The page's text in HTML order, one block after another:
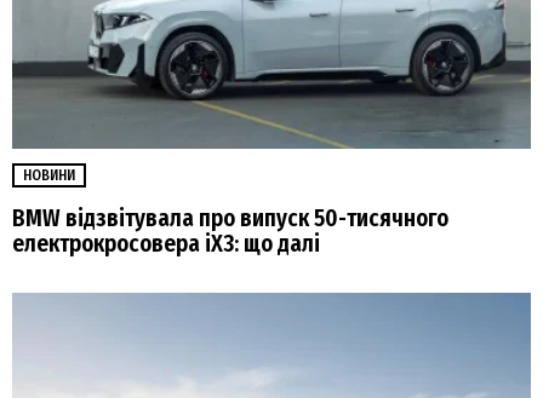
НОВИНИ
BMW відзвітувала про випуск 50-тисячного
електрокросовера iX3: що далі